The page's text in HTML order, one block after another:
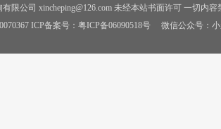
限公司 xincheping@126.com 未经本站书面许可 一切内容
ICP备案号： 粤ICP备06090518号 微信公众号：小